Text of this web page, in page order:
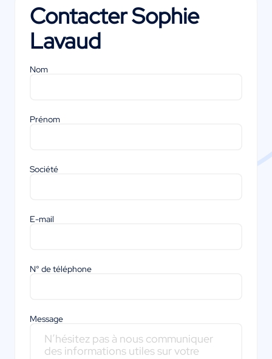
ContacterSophie
Lavaud
Nom
Prénom
Société
E-mail
N° de téléphone
Message